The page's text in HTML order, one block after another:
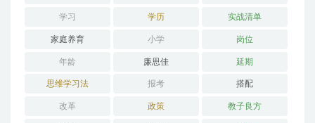
学习 学历 实战清单
家庭养育 小学 岗位
年龄 廉思佳 延期
思维学习法 报考 搭配
改革 政策 教子良方